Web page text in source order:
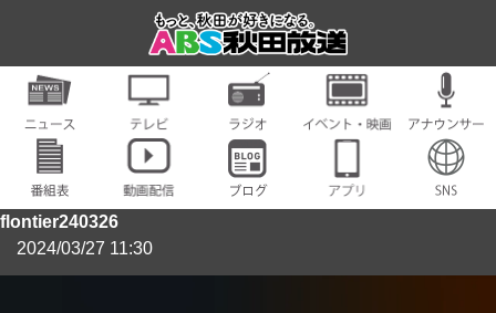
flontier240326
2024/03/27 11:30